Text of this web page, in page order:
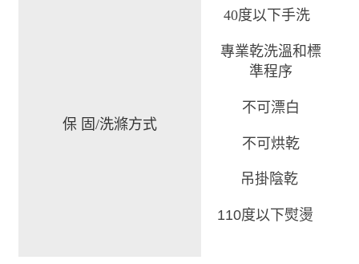
保 固/洗滌方式
40度以下手洗
專業乾洗溫和標
準程序
不可漂白
不可烘乾
吊掛陰乾
110度以下熨燙